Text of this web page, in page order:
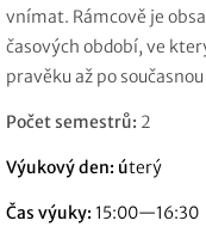
vnímat. Rámcově je
časových období, ve
pravěku až po
Počet semestrů: 2
Výukový den: úterý
Čas výuky: 15:00—16:30